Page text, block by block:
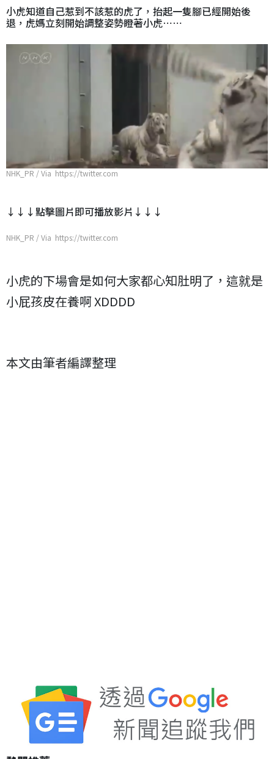
小虎知道自己惹到不該惹的虎了，抬起一隻腳已經開始後
退，虎媽立刻開始調整姿勢瞪著小虎⋯⋯
NHK_PR / Via https://twitter.com
↓↓↓點擊圖片即可播放影片↓↓↓
NHK_PR / Via https://twitter.com
小虎的下場會是如何大家都心知肚明了，這就是
小屁孩皮在養啊 XDDDD
本文由筆者編譯整理